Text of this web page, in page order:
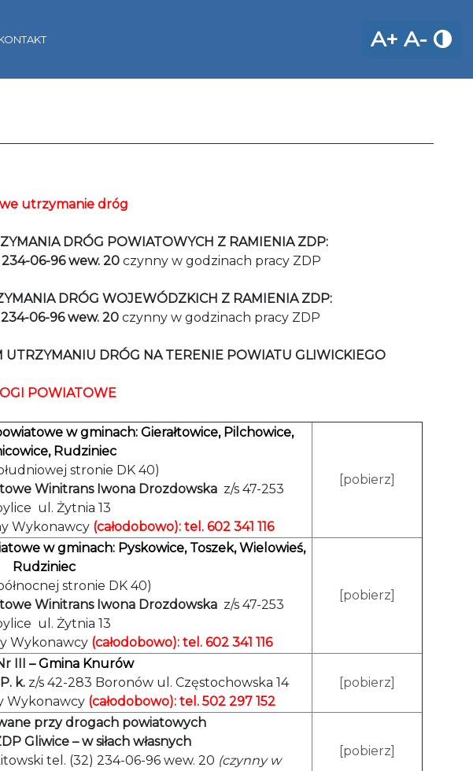
A+ A-
utrzymanie dróg
DRÓG POWIATOWYCH Z RAMIENIA ZDP:
06-96 wew. 20czynny w godzinach pracy ZDP
DRÓG WOJEWÓDZKICH Z RAMIENIA ZDP:
06-96 wew. 20czynny w godzinach pracy ZDP
UTRZYMANIU DRÓG NA TERENIE POWIATU GLIWICKIEGO
POWIATOWE
w gminach: Gierałtowice, Pilchowice,
Rudziniec
stronie DK 40)
Winitrans Iwona Drozdowska z/s 47-253
ul. Żytnia 13
Wykonawcy (całodobowo): tel. 602 341 116
[pobierz]
w gminach: Pyskowice, Toszek, Wielowieś,
Rudziniec
stronie DK 40)
Winitrans Iwona Drozdowska z/s 47-253
ul. Żytnia 13
Wykonawcy (całodobowo): tel. 602 341 116
[pobierz]
III – Gmina Knurów
k. z/s 42-283 Boronów ul. Częstochowska 14
Wykonawcy (całodobowo): tel. 502 297 152
[pobierz]
przy drogach powiatowych
Gliwice– w siłach własnych
tel. (32) 234-06-96 wew. 20 (czynny w
[pobierz]